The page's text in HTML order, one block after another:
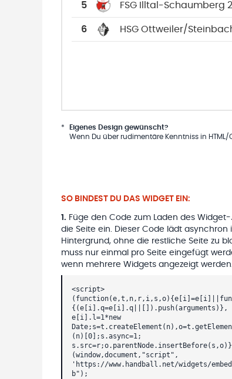
5 FSG Illtal-Schaumberg 2
6 HSG Ottweiler/
*
Eigenes Design gewünscht?
Wenn Du über rudimentäre Kenntniss in
SO BINDEST DU DAS WIDGET EIN:
1 . Füge den Code zum Laden des
die Seite ein. Dieser Code lädt asynchron
Hintergrund, ohne die restliche Seite zu
muss nur einmal pro Seite eingefügt
wenn mehrere Widgets angezeigt werden.
<script>
{(e[i].q=e[i].q||[]).push(arguments)},
e[i].l=1*new
(n)[0];s.async=1;
(window,document,"script",
'https://www.handball.net/widgets/
b");